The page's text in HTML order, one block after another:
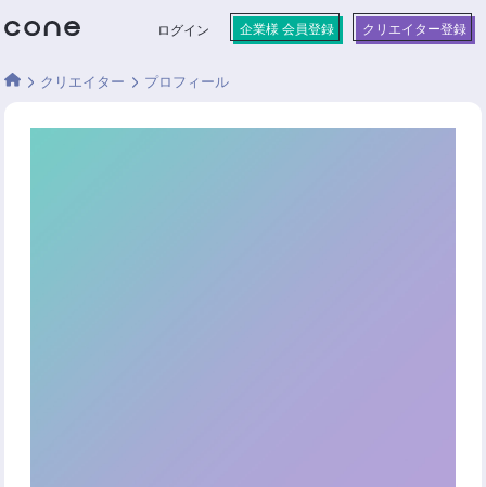
ログイン 企業様 会員登録 クリエイター登録
クリエイター プロフィール